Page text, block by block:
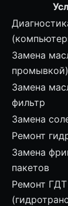
Замена
промывкой)
Замена
фильтр
Замена
Ремонт
Замена
пакетов
Ремонт ГДТ